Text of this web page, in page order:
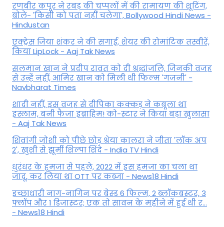
रणबीर कपूर ने रबड़ की चप्पलों में की रामायण की शूटिंग,
बोले- 'किसी को पता नहीं चलेगा', Bollywood Hindi News -
Hindustan
एक्ट्रेस जिया शंकर ने की सगाई, शेयर की रोमांटिक तस्वीरें,
किया LipLock - Aaj Tak News
सलमान खान ने प्रदीप रावत को दी श्रद्धांजलि, जिनकी वजह
से उन्हें नहीं, आमिर खान को मिली थी फिल्म 'गजनी' -
Navbharat Times
शादी नहीं, इस वजह से दीपिका कक्कड़ ने कबूला था
इस्लाम, बनी फैजा इब्राहिम! को-स्टार ने किया बड़ा खुलासा
- Aaj Tak News
शिवांगी जोशी को पीछे छोड़ श्रेया कालरा ने जीता 'लॉक अप
2', खुशी से झूमीं शिल्पा शिंदे - India TV Hindi
धुरंधर के हमजा से पहले, 2022 में इस हमजा का चला था
जादू, कर लिया था OTT पर कब्जा - News18 Hindi
इच्छाधारी नाग-नागिन पर बेस्ड 6 फिल्म, 2 ब्लॉकबस्टर, 3
फ्लॉप और 1 डिजास्टर; एक तो सावन के महीने में हुई थी र...
- News18 Hindi